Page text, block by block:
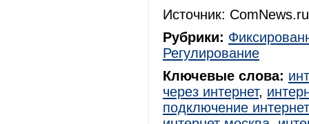
Источник:
Рубрики:
Регулирование
Ключевые слова:
через интернет,
подключение